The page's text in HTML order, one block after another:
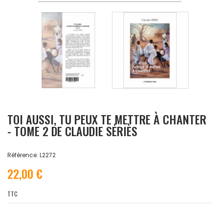
TOI AUSSI, TU PEUX TE METTRE À CHANTER
- TOME 2 DE CLAUDIE SÉRIÈS
Référence: L2272
22,00 €
TTC